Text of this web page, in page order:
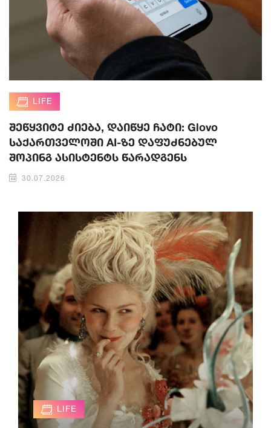
LIFE
შეწყვიტე ძიება, დაიწყე ჩატი: Glovo
საქართველოში AI-ზე დაფუძნებულ
შოპინგ ასისტენტს წარადგენს
30.07.2026
LIFE